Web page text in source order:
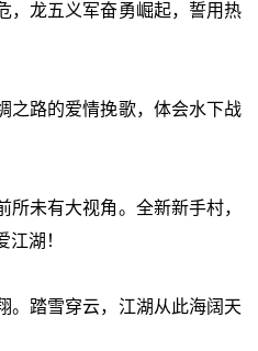
，龙五义军奋勇崛起，誓用热
之路的爱情挽歌，体会水下战
未有大视角。全新新手村，
湖！
。踏雪穿云，江湖从此海阔天